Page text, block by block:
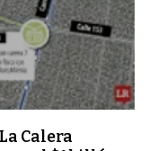
Calera